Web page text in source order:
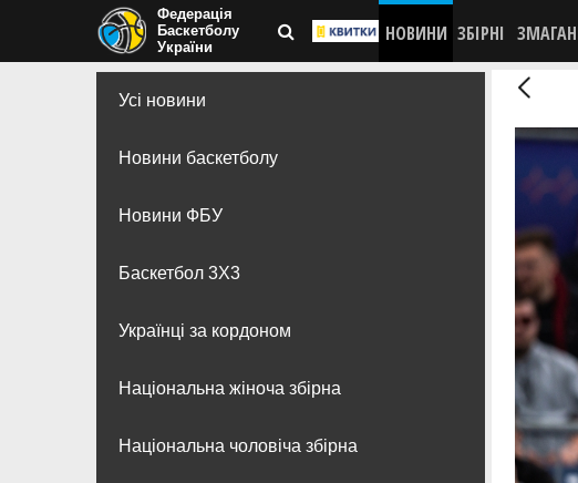
Федерація
Баскетболу
України
НОВИНИ ЗБІРНІ
Усі новини
Новини баскетболу
Новини ФБУ
Баскетбол 3Х3
Українці за кордоном
Національна жіноча збірна
Національна чоловіча збірна